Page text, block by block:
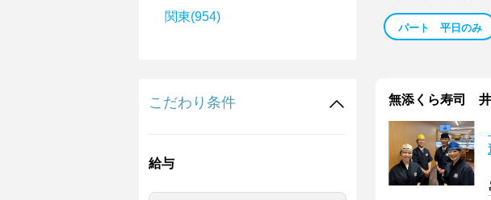
関東(954)
こだわり条件
給与
パート 平日のみ
無添くら寿司